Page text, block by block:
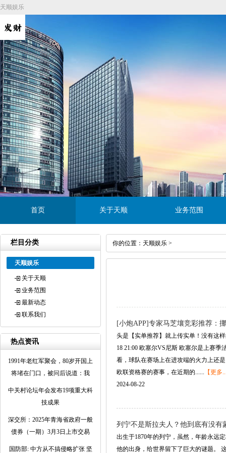
天顺娱乐
首页 关于天顺 业务范围
栏目分类
天顺娱乐
关于天顺
业务范围
最新动态
联系我们
热点资讯
1991年老红军聚会，80岁开国上
将堵在门口，被问后说道：我
中关村论坛年会发布19项重大科
技成果
深交所：2025年青海省政府一般
债券（一期）3月3日上市交易
国防部: 中方从不搞侵略扩张 坚
你的位置： 天顺娱乐 >
[小炮APP]专家马芝壤竞彩推荐：
头是【实单推荐】就上传实单！没有这
18 21:00 欧塞尔VS尼斯 欧塞尔是上赛
看，球队在赛场上在进攻端的火力上还
欧联资格赛的赛事，在近期的...... 【更多
2024-08-22
列宁不是斯拉夫人？他到底有没
出生于1870年的列宁，虽然，年龄永远
他的出身，给世界留下了巨大的谜题。